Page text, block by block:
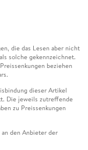
die das Lesen aber nicht
solche gekennzeichnet.
beziehen
dieser Artikel
Die jeweils zutreffende
zu Preissenkungen
den Anbieter der